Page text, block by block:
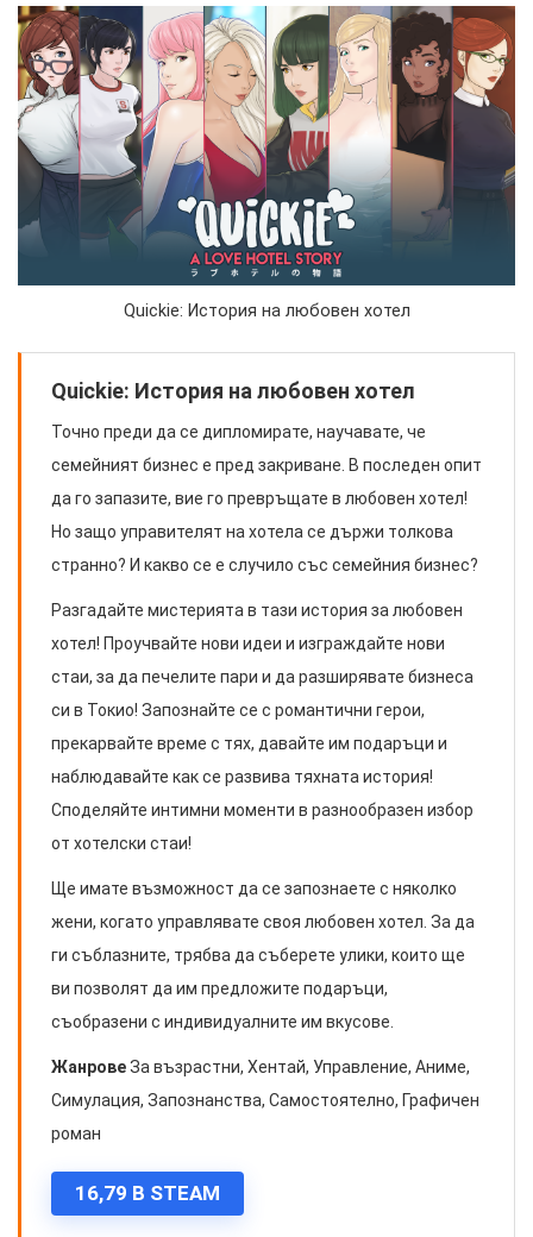
Quickie: История на любовен хотел
16,79 В STEAM
Quickie: История на любовен хотел
Точно преди да се дипломирате, научавате, че
семейният бизнес е пред закриване. В последен опит
да го запазите, вие го превръщате в любовен хотел!
Но защо управителят на хотела се държи толкова
странно? И какво се е случило със семейния бизнес?
Разгадайте мистерията в тази история за любовен
хотел! Проучвайте нови идеи и изграждайте нови
стаи, за да печелите пари и да разширявате бизнеса
си в Токио! Запознайте се с романтични герои,
прекарвайте време с тях, давайте им подаръци и
наблюдавайте как се развива тяхната история!
Споделяйте интимни моменти в разнообразен избор
от хотелски стаи!
Ще имате възможност да се запознаете с няколко
жени, когато управлявате своя любовен хотел. За да
ги съблазните, трябва да съберете улики, които ще
ви позволят да им предложите подаръци,
съобразени с индивидуалните им вкусове.
ЖанровеЗа възрастни, Хентай, Управление, Аниме,
Симулация, Запознанства, Самостоятелно, Графичен
роман